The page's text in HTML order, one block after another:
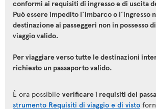
conformi ai requisiti di ingresso e di uscita
Può essere impedito l’imbarco o l’ingresso
destinazione ai passeggeri non in possesso
viaggio valido.
Per viaggiare verso tutte le destinazioni
richiesto un passaporto valido.
È ora possibile verificare i requisiti del
strumento Requisiti di viaggio e di visto